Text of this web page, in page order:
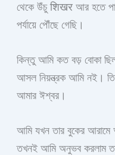
থেকে উঁচু शिखर আর হতে
পর্যায়ে পৌঁছে গেছি।
কিন্তু আমি কত বড় বোকা
আসল নিয়ন্ত্রক আমি নই।
আমার ঈশ্বর।
আমি যখন তার বুকের আরামে
তখনই আমি অনুভব করলাম